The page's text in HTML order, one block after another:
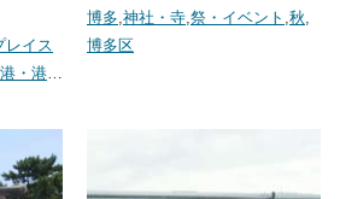
レイス
・港…
博多,神社・寺,祭・イベント ,秋,
博多区